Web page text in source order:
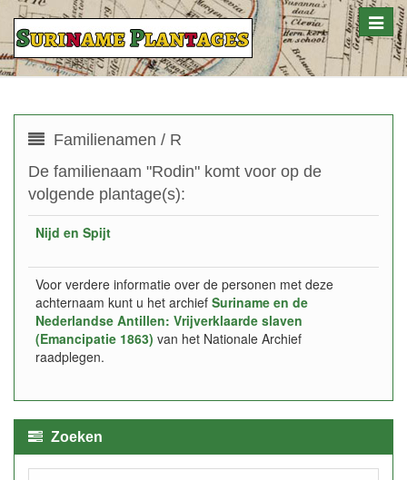
Toggle
Familienamen / R
De familienaam "Rodin" komt voor op de
volgende plantage(s):
Nijd en Spijt
Voor verdere informatie over de personen met deze
achternaam kunt u het archief Suriname en de
Nederlandse Antillen: Vrijverklaarde slaven
(Emancipatie 1863) van het Nationale Archief
raadplegen.
Zoeken